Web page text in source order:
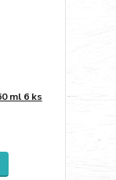
ml 6 ks